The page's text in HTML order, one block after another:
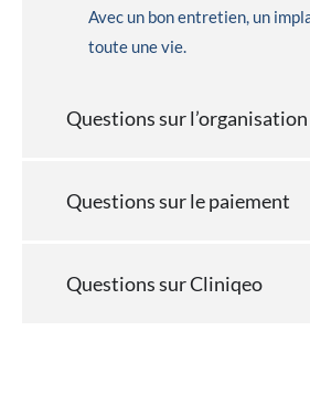
Avec un bon entretien, un
toute une vie.
Questions sur
Questions sur le paiement
Questions sur Cliniqeo